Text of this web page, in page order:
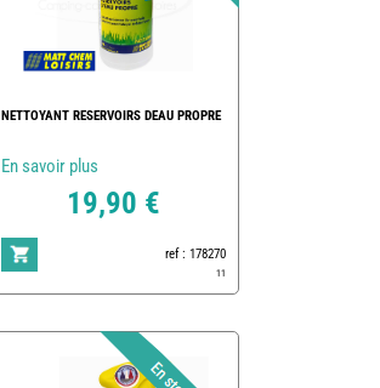
NETTOYANT RESERVOIRS DEAU PROPRE
En savoir plus
19,90 €
ref : 178270
11